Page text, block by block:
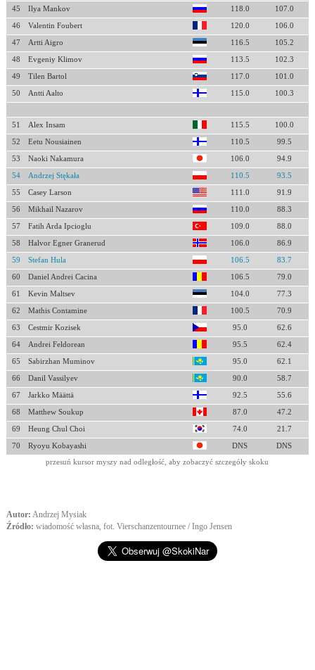
45 Ilya Mankov 118.0 107.0
46 Valentin Foubert 120.0 106.0
47 Artti Aigro 116.5 105.2
48 Evgeniy Klimov 113.5 102.3
49 Tilen Bartol 117.0 101.0
50 Antti Aalto 115.0 100.3
51 Alex Insam 115.5 100.0
52 Eetu Nousiainen 110.5 99.5
53 Naoki Nakamura 106.0 94.9
54 Andrzej Stękała 110.5 93.5
55 Casey Larson 111.0 91.9
56 Mikhail Nazarov 110.0 88.3
57 Fatih Arda Ipcioglu 109.0 88.0
58 Halvor Egner Granerud 106.0 86.9
59 Stefan Hula 106.5 83.7
60 Daniel Andrei Cacina 106.5 79.0
61 Kevin Maltsev 104.0 77.3
62 Mathis Contamine 100.5 70.9
63 Cestmir Kozisek 95.0 62.6
64 Andrei Feldorean 95.5 62.4
65 Sabirzhan Muminov 95.0 62.1
66 Danil Vassilyev 90.0 58.7
67 Jarkko Määttä 92.5 55.6
68 Matthew Soukup 87.0 47.2
69 Heung Chul Choi 74.0 21.7
70 Ryoyu Kobayashi DNS DNS
przesuń kursor myszy nad odległość, aby zobaczyć szczegóły skoku
Autor: Andrzej Mysiak
Źródło: wiadomość własna, fot. Vierschanzentournee / Ingo Jensen